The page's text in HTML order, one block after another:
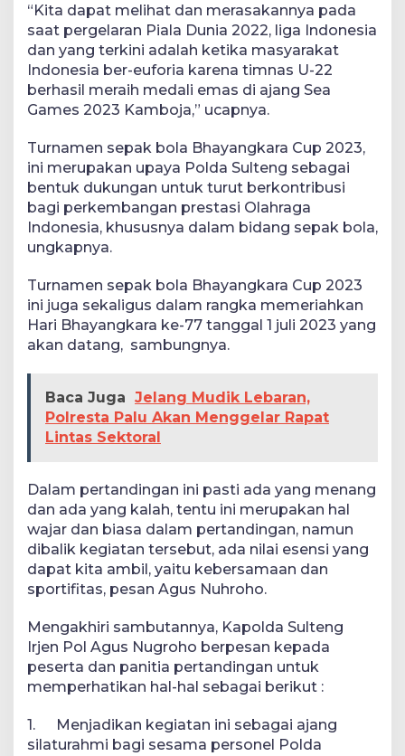
“Kita dapat melihat dan merasakannya pada
saat pergelaran Piala Dunia 2022, liga Indonesia
dan yang terkini adalah ketika masyarakat
Indonesia ber-euforia karena timnas U-22
berhasil meraih medali emas di ajang Sea
Games 2023 Kamboja,” ucapnya.
Turnamen sepak bola Bhayangkara Cup 2023,
ini merupakan upaya Polda Sulteng sebagai
bentuk dukungan untuk turut berkontribusi
bagi perkembangan prestasi Olahraga
Indonesia, khususnya dalam bidang sepak bola,
ungkapnya.
Turnamen sepak bola Bhayangkara Cup 2023
ini juga sekaligus dalam rangka memeriahkan
Hari Bhayangkara ke-77 tanggal 1 juli 2023 yang
akan datang, sambungnya.
Baca Juga Jelang Mudik Lebaran,
Polresta Palu Akan Menggelar Rapat
Lintas Sektoral
Dalam pertandingan ini pasti ada yang menang
dan ada yang kalah, tentu ini merupakan hal
wajar dan biasa dalam pertandingan, namun
dibalik kegiatan tersebut, ada nilai esensi yang
dapat kita ambil, yaitu kebersamaan dan
sportifitas, pesan Agus Nuhroho.
Mengakhiri sambutannya, Kapolda Sulteng
Irjen Pol Agus Nugroho berpesan kepada
peserta dan panitia pertandingan untuk
memperhatikan hal-hal sebagai berikut :
1.
Menjadikan kegiatan ini sebagai ajang
silaturahmi bagi sesama personel Polda